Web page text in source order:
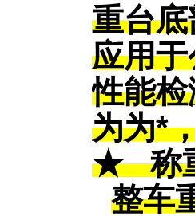
重台
应用
性能
为为*
★
称
整车